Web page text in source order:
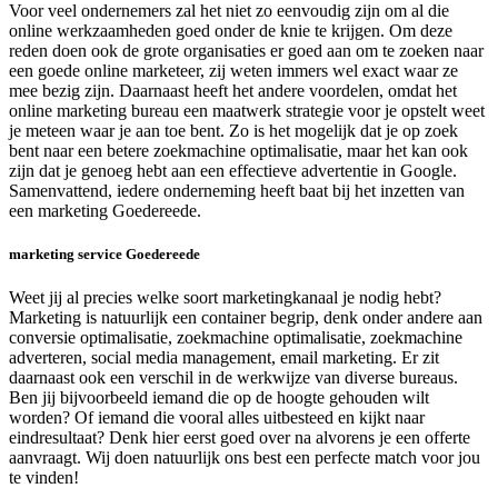
Voor veel ondernemers zal het niet zo eenvoudig zijn om al die
online werkzaamheden goed onder de knie te krijgen. Om deze
reden doen ook de grote organisaties er goed aan om te zoeken naar
een goede online marketeer, zij weten immers wel exact waar ze
mee bezig zijn. Daarnaast heeft het andere voordelen, omdat het
online marketing bureau een maatwerk strategie voor je opstelt weet
je meteen waar je aan toe bent. Zo is het mogelijk dat je op zoek
bent naar een betere zoekmachine optimalisatie, maar het kan ook
zijn dat je genoeg hebt aan een effectieve advertentie in Google.
Samenvattend, iedere onderneming heeft baat bij het inzetten van
een marketing Goedereede.
marketing service Goedereede
Weet jij al precies welke soort marketingkanaal je nodig hebt?
Marketing is natuurlijk een container begrip, denk onder andere aan
conversie optimalisatie, zoekmachine optimalisatie, zoekmachine
adverteren, social media management, email marketing. Er zit
daarnaast ook een verschil in de werkwijze van diverse bureaus.
Ben jij bijvoorbeeld iemand die op de hoogte gehouden wilt
worden? Of iemand die vooral alles uitbesteed en kijkt naar
eindresultaat? Denk hier eerst goed over na alvorens je een offerte
aanvraagt. Wij doen natuurlijk ons best een perfecte match voor jou
te vinden!